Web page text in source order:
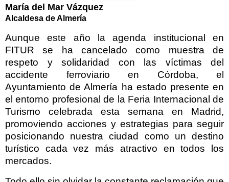
María del Mar Vázquez
Alcaldesa de Almería
Aunque este año la agenda institucional en
FITUR se ha cancelado como muestra de
respeto y solidaridad con las víctimas del
accidente ferroviario en Córdoba, el
Ayuntamiento de Almería ha estado presente en
el entorno profesional de la Feria Internacional de
Turismo celebrada esta semana en Madrid,
promoviendo acciones y estrategias para seguir
posicionando nuestra ciudad como un destino
turístico cada vez más atractivo en todos los
mercados.